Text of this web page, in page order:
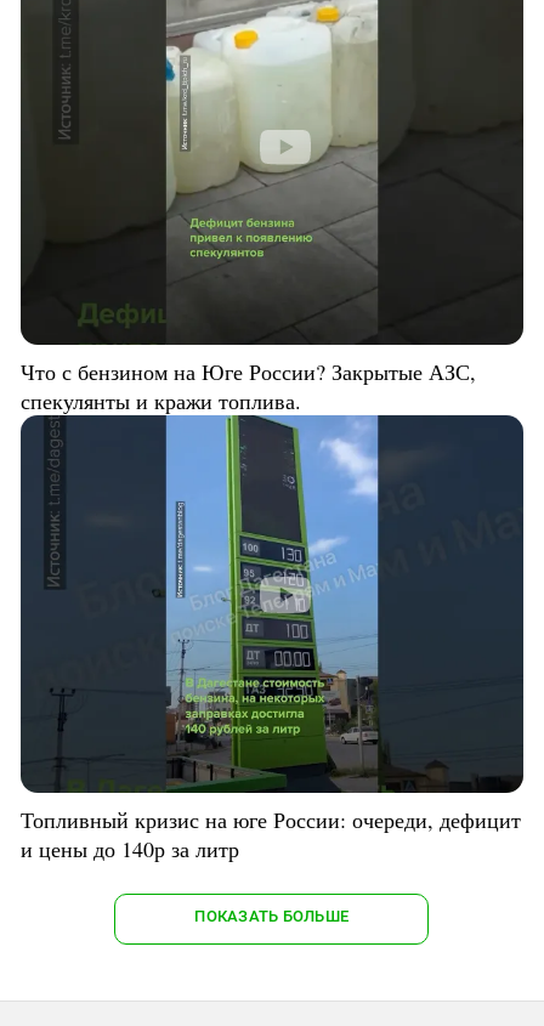
Что с бензином на Юге России? Закрытые АЗС,
спекулянты и кражи топлива.
Топливный кризис на юге России: очереди, дефицит
и цены до 140р за литр
ПОКАЗАТЬ БОЛЬШЕ